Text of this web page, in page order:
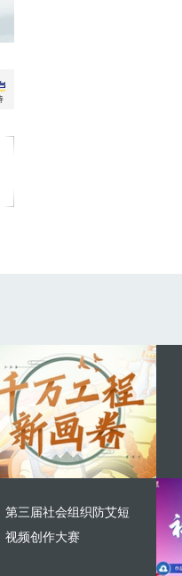
第三届社会组织防艾短
视频创作大赛